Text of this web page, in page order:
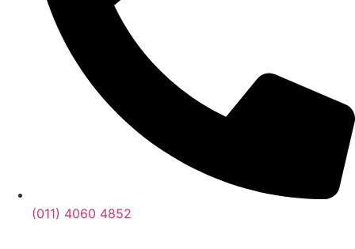
(011) 4060 4852